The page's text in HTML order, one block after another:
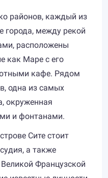
районов, каждый из
города, между рекой
расположены
как Маре с его
кафе. Рядом
одна из самых
окруженная
и фонтанами.
Сите стоит
а также
Французской